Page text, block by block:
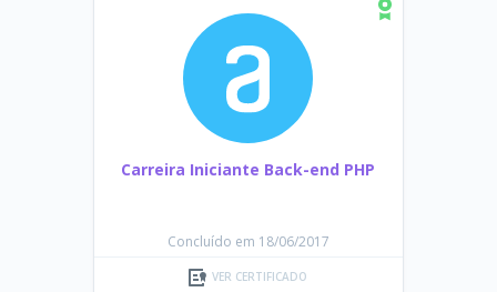
Carreira Iniciante Back-end PHP
Concluído em 18/06/2017
VER CERTIFICADO